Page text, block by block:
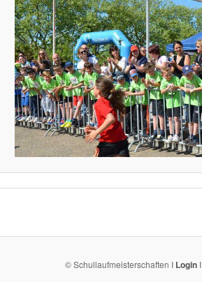
© Schullaufmeisterschaften I LoginI